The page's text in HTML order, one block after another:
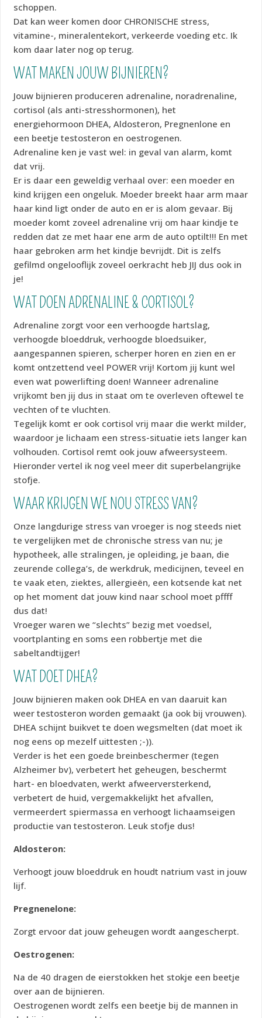
schoppen.
Dat kan weer komen door CHRONISCHE stress,
vitamine-, mineralentekort, verkeerde voeding etc. Ik
kom daar later nog op terug.
WAT MAKEN JOUW BIJNIEREN?
Jouw bijnieren produceren adrenaline, noradrenaline,
cortisol (als anti-stresshormonen), het
energiehormoon DHEA, Aldosteron, Pregnenlone en
een beetje testosteron en oestrogenen.
Adrenaline ken je vast wel: in geval van alarm, komt
dat vrij.
Er is daar een geweldig verhaal over: een moeder en
kind krijgen een ongeluk. Moeder breekt haar arm maar
haar kind ligt onder de auto en er is alom gevaar. Bij
moeder komt zoveel adrenaline vrij om haar kindje te
redden dat ze met haar ene arm de auto optilt!!! En met
haar gebroken arm het kindje bevrijdt. Dit is zelfs
gefilmd ongelooflijk zoveel oerkracht heb JIJ dus ook in
je!
WAT DOEN ADRENALINE & CORTISOL?
Adrenaline zorgt voor een verhoogde hartslag,
verhoogde bloeddruk, verhoogde bloedsuiker,
aangespannen spieren, scherper horen en zien en er
komt ontzettend veel POWER vrij! Kortom jij kunt wel
even wat powerlifting doen! Wanneer adrenaline
vrijkomt ben jij dus in staat om te overleven oftewel te
vechten of te vluchten.
Tegelijk komt er ook cortisol vrij maar die werkt milder,
waardoor je lichaam een stress-situatie iets langer kan
volhouden. Cortisol remt ook jouw afweersysteem.
Hieronder vertel ik nog veel meer dit superbelangrijke
stofje.
WAAR KRIJGEN WE NOU STRESS VAN?
Onze langdurige stress van vroeger is nog steeds niet
te vergelijken met de chronische stress van nu; je
hypotheek, alle stralingen, je opleiding, je baan, die
zeurende collega’s, de werkdruk, medicijnen, teveel en
te vaak eten, ziektes, allergieën, een kotsende kat net
op het moment dat jouw kind naar school moet pffff
dus dat!
Vroeger waren we “slechts” bezig met voedsel,
voortplanting en soms een robbertje met die
sabeltandtijger!
WAT DOET DHEA?
Jouw bijnieren maken ook DHEA en van daaruit kan
weer testosteron worden gemaakt (ja ook bij vrouwen).
DHEA schijnt buikvet te doen wegsmelten (dat moet ik
nog eens op mezelf uittesten ;-)).
Verder is het een goede breinbeschermer (tegen
Alzheimer bv), verbetert het geheugen, beschermt
hart- en bloedvaten, werkt afweerversterkend,
verbetert de huid, vergemakkelijkt het afvallen,
vermeerdert spiermassa en verhoogt lichaamseigen
productie van testosteron. Leuk stofje dus!
Aldosteron:
Verhoogt jouw bloeddruk en houdt natrium vast in jouw
lijf.
Pregnenelone:
Zorgt ervoor dat jouw geheugen wordt aangescherpt.
Oestrogenen:
Na de 40 dragen de eierstokken het stokje een beetje
over aan de bijnieren.
Oestrogenen wordt zelfs een beetje bij de mannen in